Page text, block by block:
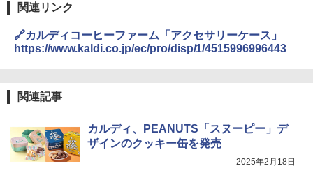
C-10M(B)
高効率 15L 一人暮らし 二人暮らし スチ
ーム調理 フラットテーブル トースト機
能 自動メニュー33種 簡単お手入れ ブラ
関連リンク
🔗カルディコーヒーファーム「アクセサリーケース」
https://www.kaldi.co.jp/ec/pro/disp/1/4515996996443
関連記事
カルディ、PEANUTS「スヌーピー」デ
ザインのクッキー缶を発売
2025年2月18日